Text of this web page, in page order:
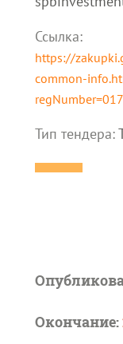
Ссылка:
https://
common-
Тип тендера:
Окончание: